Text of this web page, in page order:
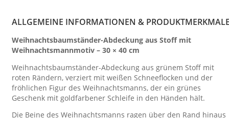
ALLGEMEINE INFORMATIONEN &
Weihnachtsbaumständer-Abdeckung aus Stoff mit
Weihnachtsmannmotiv – 30 × 40 cm
Weihnachtsbaumständer-Abdeckung aus grünem Stoff mit
roten Rändern, verziert mit weißen Schneeflocken und der
fröhlichen Figur des Weihnachtsmanns, der ein grünes
Geschenk mit goldfarbener Schleife in den Händen hält.
Die Beine des Weihnachtsmanns ragen über den Rand hinaus